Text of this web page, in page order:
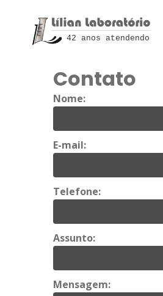
42 anos atendendo
Contato
Nome:
E-mail:
Telefone:
Assunto:
Mensagem: